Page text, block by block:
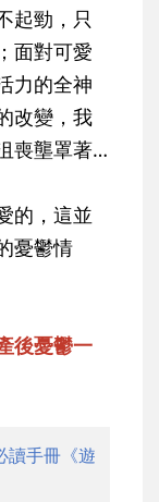
起勁，只
面對可愛
力的全神
改變，我
喪壟罩著…
的，這並
憂鬱情
後憂鬱一
讀手冊《遊